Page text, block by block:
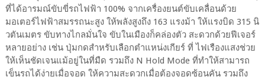
ที่ได้อารมณ์ขับขี่รถไฟฟ้า 100% จากเครื่องยนต์ขับเคลื่อนด้วย
มอเตอร์ไฟฟ้าสมรรถนะสูง ให้พลังสูงถึง 163 แรงม้า ให้แรงบิด 315 นิ
วตันเมตร ขับทางไกลมั่นใจ ขับในเมืองก็คล่องตัว สะดวกด้วยฟีเจอร์
หลายอย่าง เช่น ปุ่มกดสำหรับเลือกตำแหน่งเกียร์ ที่ ไฟเรืองแสงช่วย
ให้เห็นชัดเจนแม้อยู่ในที่มืด รวมถึง N Hold Mode ที่ทำให้สามารถ
เข็นรถได้ง่ายเมื่อจอด ให้ความสะดวกเมื่อต้องจอดซ้อนคัน รวมถึง